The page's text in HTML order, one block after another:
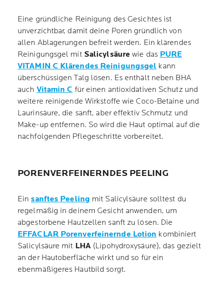
Eine gründliche Reinigung des Gesichtes ist
unverzichtbar, damit deine Poren gründlich von
allen Ablagerungen befreit werden. Ein klärendes
Reinigungsgel mit Salicylsäure wie das PURE
VITAMIN C Klärendes Reinigungsgel kann
überschüssigen Talg lösen. Es enthält neben BHA
auch Vitamin C für einen antioxidativen Schutz und
weitere reinigende Wirkstoffe wie Coco-Betaine und
Laurinsäure, die sanft, aber effektiv Schmutz und
Make-up entfernen. So wird die Haut optimal auf die
nachfolgenden Pflegeschritte vorbereitet.
PORENVERFEINERNDES PEELING
Einsanftes Peeling mit Salicylsäure solltest du
regelmäßig in deinem Gesicht anwenden, um
abgestorbene Hautzellen sanft zu lösen. Die
EFFACLAR Porenverfeinernde Lotion kombiniert
Salicylsäure mit LHA (Lipohydroxysäure), das gezielt
an der Hautoberfläche wirkt und so für ein
ebenmäßigeres Hautbild sorgt.